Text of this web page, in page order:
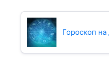
Гороскоп на